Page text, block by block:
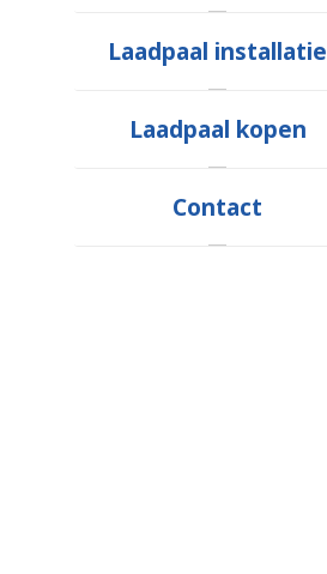
Laadpaal installatie
Laadpaal kopen
Contact